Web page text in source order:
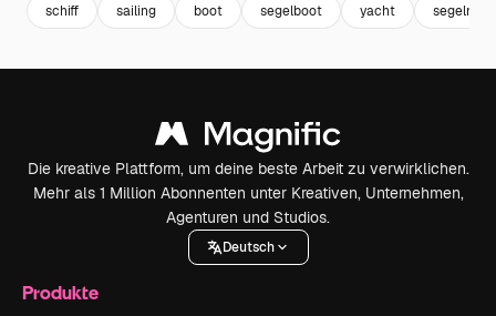
schiff sailing boot segelboot yacht segeln
Die kreative Plattform, um deine beste Arbeit zu verwirklichen.
Mehr als 1 Million Abonnenten unter Kreativen, Unternehmen,
Agenturen und Studios.
Deutsch
Produkte